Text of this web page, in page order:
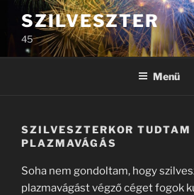
Tartalomhoz
SZILVESZTER
45
Menü
SZILVESZTERKOR
PLAZMAVÁGÁS
Soha nem gondoltam, hogy
plazmavágást végző céget fogok